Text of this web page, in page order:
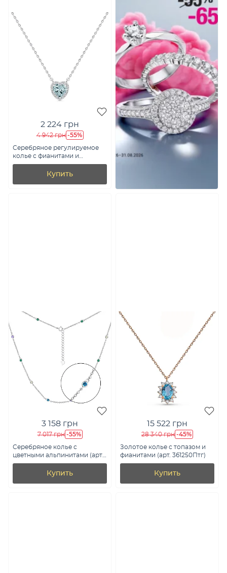
2 224 грн
4 942 грн -55%
Серебряное регулируемое
колье с фианитами и
альпинитом (арт. 7507/1770аг)
Купить
3 158 грн
7 017 грн -55%
Серебряное колье с
цветными альпинитами (арт.
7507/621а)
Купить
15 522 грн
28 340 грн -45%
Золотое колье с топазом и
фианитами (арт. 361250Птг)
Купить